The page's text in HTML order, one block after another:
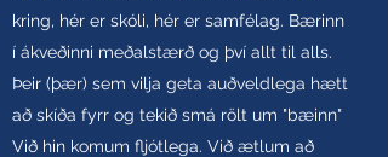
kring, hér er skóli, hér er samfélag. Bærinn
í ákveðinni meðalstærð og því allt til alls.
Þeir (þær) sem vilja geta auðveldlega hætt
að skíða fyrr og tekið smá rölt um "bæinn"
Við hin komum fljótlega. Við ætlum að